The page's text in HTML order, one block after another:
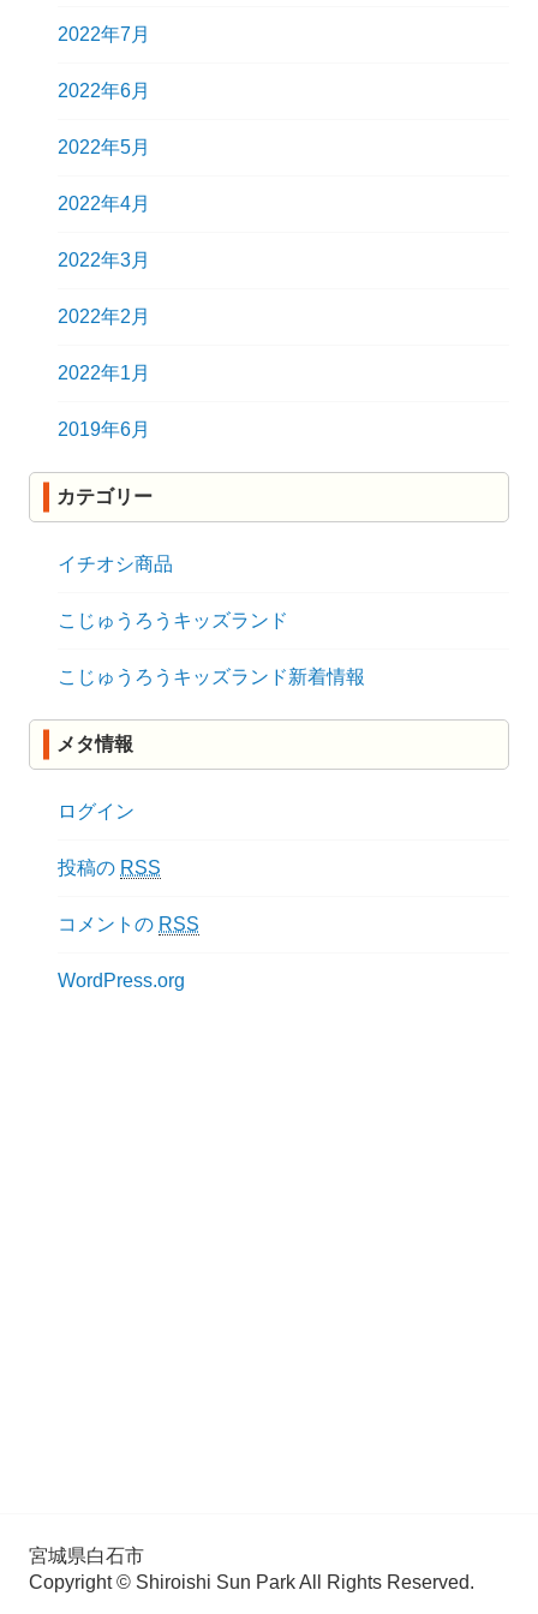
2022年7月
2022年6月
2022年5月
2022年4月
2022年3月
2022年2月
2022年1月
2019年6月
カテゴリー
イチオシ商品
こじゅうろうキッズランド
こじゅうろうキッズランド新着情報
メタ情報
ログイン
投稿の RSS
コメントの RSS
WordPress.org
宮城県白石市
Copyright © Shiroishi Sun Park All Rights Reserved.